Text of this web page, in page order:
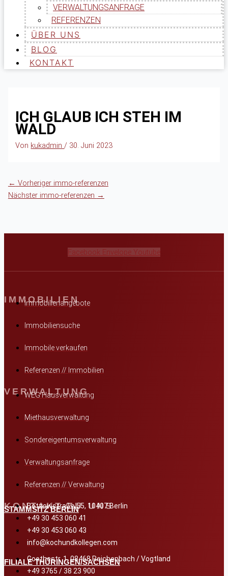
VERWALTUNGSANFRAGE
REFERENZEN
ÜBER UNS
BLOG
KONTAKT
ICH GLAUB ICH STEH IM
WALD
Von kukadmin/ 30. Juni 2023
← Vorheriger immo-referenzen
Nächster immo-referenzen →
Facebook Envelope Youtube
IMMOBILIEN
Immobilienangebote
Immobiliensuche
Immobile verkaufen
Referenzen // Immobilien
VERWALTUNG
WEG Hausverwaltung
Miethausverwaltung
Sondereigentumsverwaltung
Verwaltungsanfrage
Referenzen // Verwaltung
KONTAKT ZU UNS
STAMMSITZ BERLIN
Bötzowstraße 55, 10407 Berlin
+49 30 453 060 41
+49 30 453 060 43
info@kochundkollegen.com
FILIALE THÜRINGEN/SACHSEN
Goethestr. 1, 08468 Reichenbach / Vogtland
+49 3765 / 38 23 900